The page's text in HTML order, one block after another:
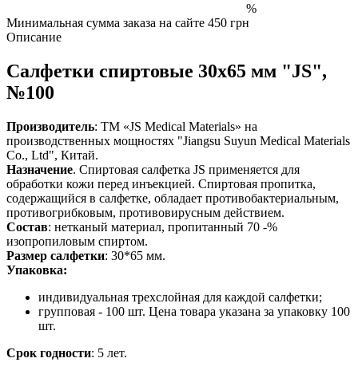
%
Минимальная сумма заказа на сайте 450 грн
Описание
Салфетки спиртовые 30х65 мм "JS",
№100
Производитель: ТМ «JS Medical Matеrials» на
производственных мощностях "Jiangsu Suyun Medical Materials
Co., Ltd", Китай.
Назначение. Спиртовая салфетка JS применяется для
обработки кожи перед инъекцией. Спиртовая пропитка,
содержащийся в салфетке, обладает противобактериальным,
противогрибковым, противовирусным действием.
Состав: нетканый материал, пропитанный 70 -%
изопропиловым спиртом.
Размер салфетки: 30*65 мм.
Упаковка:
индивидуальная трехслойная для каждой салфетки;
групповая - 100 шт. Цена товара указана за упаковку 100
шт.
Срок годности: 5 лет.